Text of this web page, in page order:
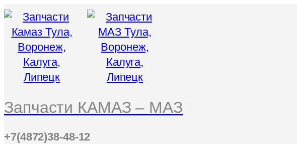
Запчасти КАМАЗ – МАЗ
+7(4872)38-48-12